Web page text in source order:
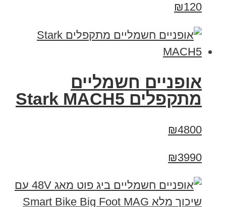
₪120
‏אופניים חשמליים
‏מתקפלים Stark MACH5
₪4800
₪3990